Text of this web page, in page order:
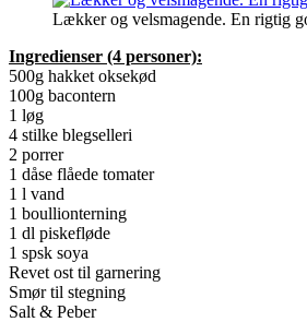
Lækker og velsmagende. En rigtig
Ingredienser (4 personer):
500g hakket oksekød
100g bacontern
1 løg
4 stilke blegselleri
2 porrer
1 dåse flåede tomater
1 l vand
1 boullionterning
1 dl piskefløde
1 spsk soya
Revet ost til garnering
Smør til stegning
Salt & Peber